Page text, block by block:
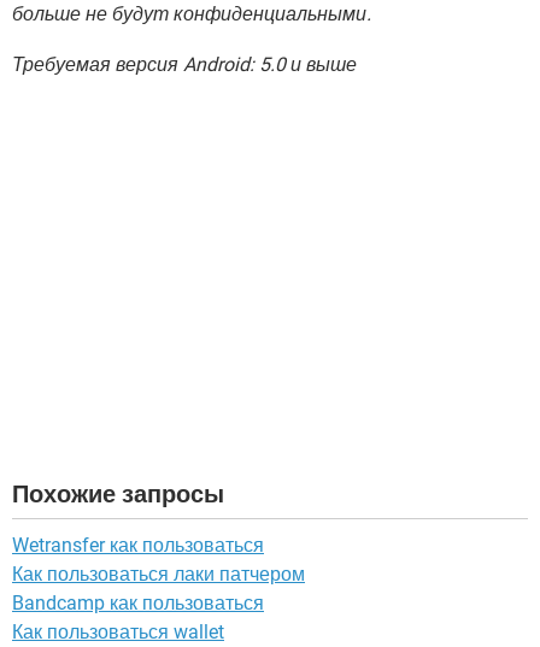
больше не будут конфиденциальными.
Требуемая версия Android: 5.0 и выше
Похожие запросы
Wetransfer как пользоваться
Как пользоваться лаки патчером
Bandcamp как пользоваться
Как пользоваться wallet